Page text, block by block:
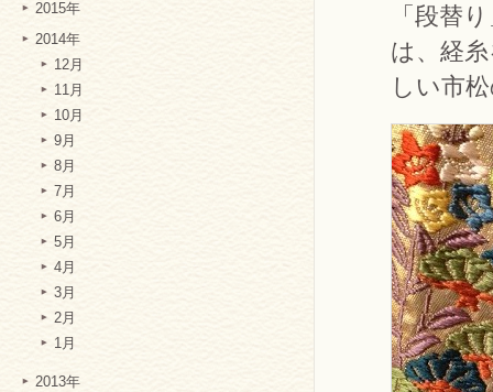
2015年
2014年
12月
11月
10月
9月
8月
7月
6月
5月
4月
3月
2月
1月
2013年
「段替
は、経
しい市